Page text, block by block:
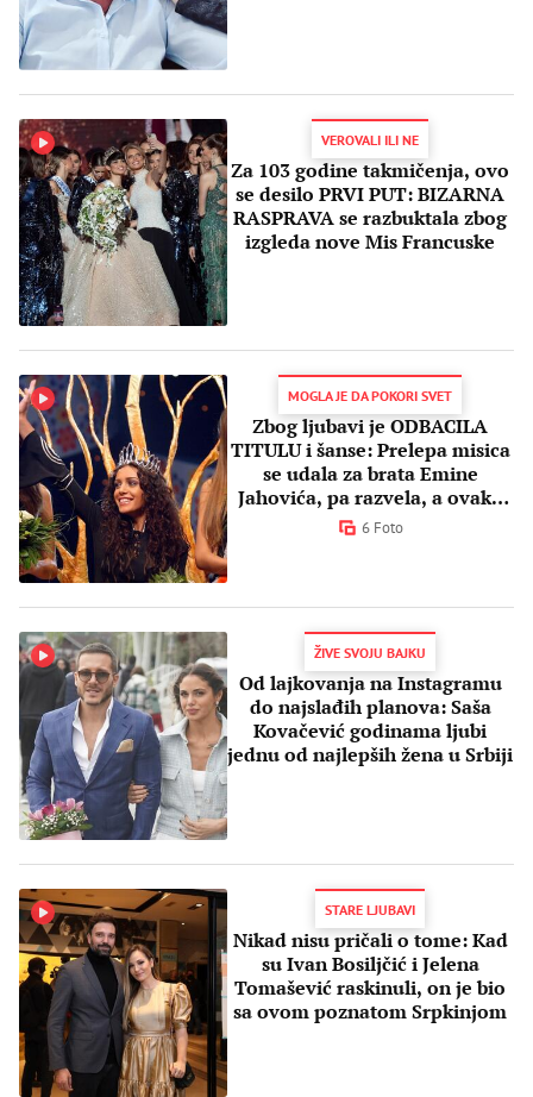
VEROVALI ILI NE
Za 103 godine takmičenja, ovo
se desilo PRVI PUT: BIZARNA
RASPRAVA se razbuktala zbog
izgleda nove Mis Francuske
MOGLA JE DA POKORI SVET
Zbog ljubavi je ODBACILA
TITULU i šanse: Prelepa misica
se udala za brata Emine
Jahovića, pa razvela, a ovako
danas živi
6 Foto
ŽIVE SVOJU BAJKU
Od lajkovanja na Instagramu
do najslađih planova: Saša
Kovačević godinama ljubi
jednu od najlepših žena u Srbiji
STARE LJUBAVI
Nikad nisu pričali o tome: Kad
su Ivan Bosiljčić i Jelena
Tomašević raskinuli, on je bio
sa ovom poznatom Srpkinjom